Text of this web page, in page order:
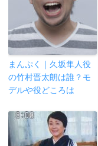
まんぷく｜久坂隼人役
の竹村晋太朗は誰？モ
デルや役どころは